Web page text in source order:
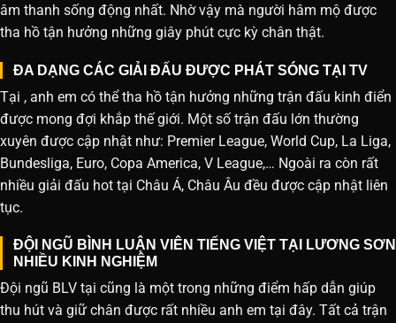
âm thanh sống động nhất. Nhờ vậy mà người hâm mộ được
tha hồ tận hưởng những giây phút cực kỳ chân thật.
ĐA DẠNG CÁC GIẢI ĐẤU ĐƯỢC PHÁT SÓNG TẠI TV
Tại , anh em có thể tha hồ tận hưởng những trận đấu kinh điển
được mong đợi khắp thế giới. Một số trận đấu lớn thường
xuyên được cập nhật như: Premier League, World Cup, La Liga,
Bundesliga, Euro, Copa America, V League,… Ngoài ra còn rất
nhiều giải đấu hot tại Châu Á, Châu Âu đều được cập nhật liên
tục.
ĐỘI NGŨ BÌNH LUẬN VIÊN TIẾNG VIỆT TẠI LƯƠNG SƠN
NHIỀU KINH NGHIỆM
Đội ngũ BLV tại cũng là một trong những điểm hấp dẫn giúp
thu hút và giữ chân được rất nhiều anh em tại đây. Tất cả trận